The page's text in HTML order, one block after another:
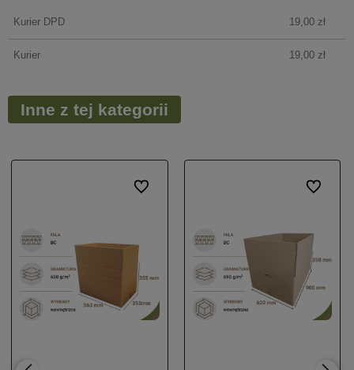
Kurier DPD 19,00 zł
Kurier 19,00 zł
Inne z tej kategorii
Do ulubionych
Do ulubionych Do
Do